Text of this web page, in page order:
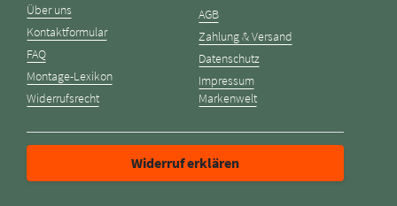
Über uns
Kontaktformular
FAQ
Montage-Lexikon
Widerrufsrecht
AGB
Zahlung & Versand
Datenschutz
Impressum
Markenwelt
Widerruf erklären